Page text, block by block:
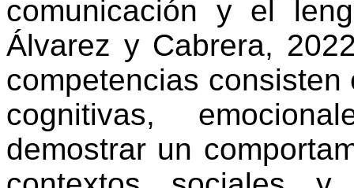
comunicación y el
Álvarez y Cabrera,
competencias consisten
cognitivas,
demostrar un